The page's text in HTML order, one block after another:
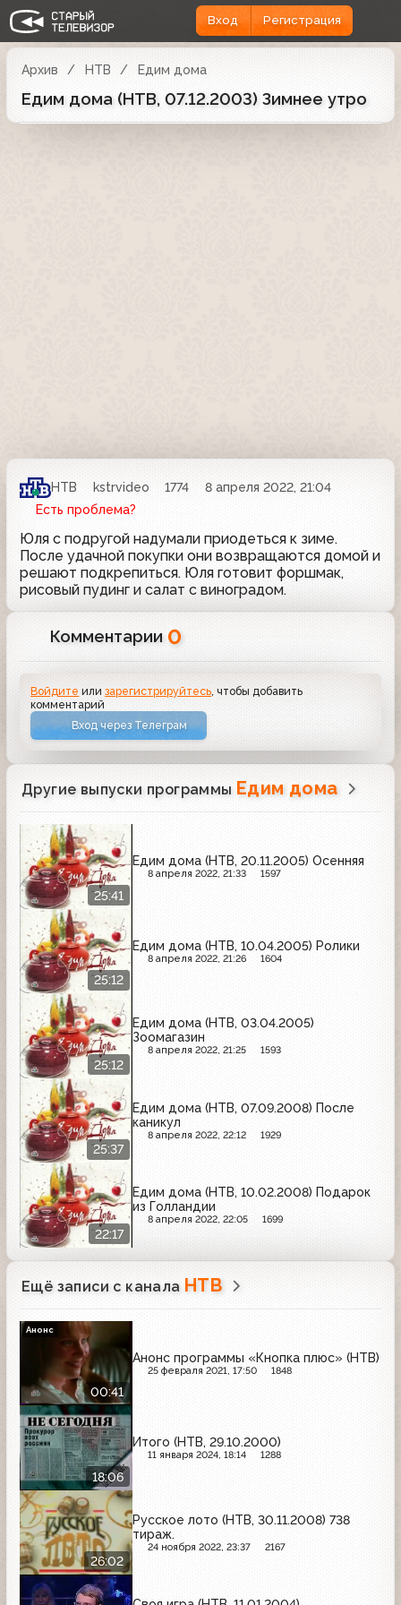
Вход Регистрация
Архив НТВ Едим дома
Едим дома (НТВ, 07.12.2003) Зимнее утро
НТВ kstrvideo 1774
8 апреля 2022, 21:04
Есть проблема?
Юля с подругой надумали приодеться к зиме.
После удачной покупки они возвращаются домой и
решают подкрепиться. Юля готовит форшмак,
рисовый пудинг и салат с виноградом.
Комментарии 0
Войдите илизарегистрируйтесь , чтобы добавить
комментарий
Вход через Телеграм
Другие выпуски программы Едим дома
25:41
Едим дома (НТВ, 20.11.2005) Осенняя
8 апреля 2022, 21:33 1597
25:12
Едим дома (НТВ, 10.04.2005) Ролики
8 апреля 2022, 21:26 1604
25:12
Едим дома (НТВ, 03.04.2005)
Зоомагазин
8 апреля 2022, 21:25 1593
25:37
Едим дома (НТВ, 07.09.2008) После
каникул
8 апреля 2022, 22:12 1929
22:17
Едим дома (НТВ, 10.02.2008) Подарок
из Голландии
8 апреля 2022, 22:05 1699
Ещё записи с канала НТВ
00:41
Анонс программы «Кнопка плюс» (НТВ)
25 февраля 2021, 17:50 1848
Анонс
18:06
Итого (НТВ, 29.10.2000)
11 января 2024, 18:14 1288
26:02
Русское лото (НТВ, 30.11.2008) 738
тираж.
24 ноября 2022, 23:37 2167